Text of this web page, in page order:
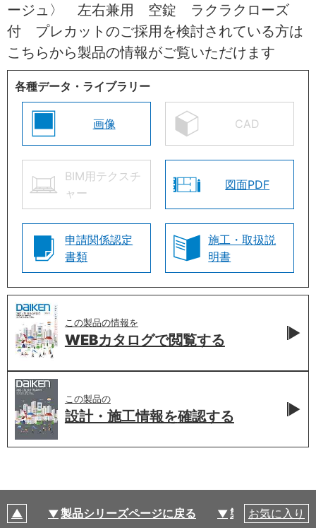
ージュ〉 左右兼用 空錠 ラクラクローズ
付 プレカットのご採用を検討されている方は
こちらから製品の情報がご覧いただけます
各種データ・ライブラリー
画像 CAD
BIM用テクスチ
ャー
図面PDF
申請関係認定
書類
施工・取扱説
明書
この製品の情報を
WEBカタログで閲覧する
この製品の
設計・施工情報を確認する
製品シリーズページに戻る 製品仕様
お気に入り